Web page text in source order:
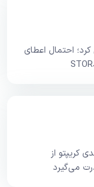
احتمال اعطای
کریپتو از